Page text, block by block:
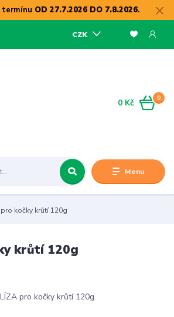
OD 27.7.2026 DO 7.8.2026.
Menu
CZK
0
0 Kč
kočky krůtí 120g
krůtí 120g